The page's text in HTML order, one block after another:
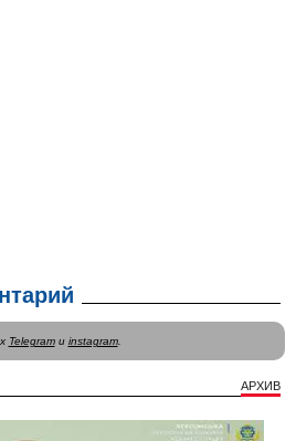
Telegramи instagram.
АРХИВ